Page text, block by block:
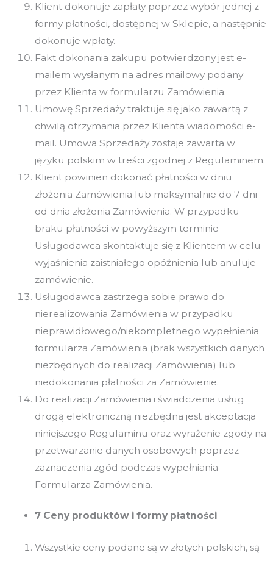
Klient dokonuje zapłaty poprzez wybór jednej z
formy płatności, dostępnej w Sklepie, a następnie
dokonuje wpłaty.
Fakt dokonania zakupu potwierdzony jest e-
mailem wysłanym na adres mailowy podany
przez Klienta w formularzu Zamówienia.
Umowę Sprzedaży traktuje się jako zawartą z
chwilą otrzymania przez Klienta wiadomości e-
mail. Umowa Sprzedaży zostaje zawarta w
języku polskim w treści zgodnej z Regulaminem.
Klient powinien dokonać płatności w dniu
złożenia Zamówienia lub maksymalnie do 7 dni
od dnia złożenia Zamówienia. W przypadku
braku płatności w powyższym terminie
Usługodawca skontaktuje się z Klientem w celu
wyjaśnienia zaistniałego opóźnienia lub anuluje
zamówienie.
Usługodawca zastrzega sobie prawo do
nierealizowania Zamówienia w przypadku
nieprawidłowego/niekompletnego wypełnienia
formularza Zamówienia (brak wszystkich danych
niezbędnych do realizacji Zamówienia) lub
niedokonania płatności za Zamówienie.
Do realizacji Zamówienia i świadczenia usług
drogą elektroniczną niezbędna jest akceptacja
niniejszego Regulaminu oraz wyrażenie zgody na
przetwarzanie danych osobowych poprzez
zaznaczenia zgód podczas wypełniania
Formularza Zamówienia.
7 Ceny produktów i formy płatności
Wszystkie ceny podane są w złotych polskich, są